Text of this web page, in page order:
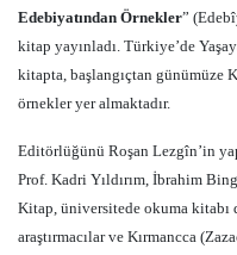
Edebiyatından Örnekler”
kitap yayınladı. Türkiye’de
kitapta, başlangıçtan günümüze
örnekler yer almaktadır.
Editörlüğünü Roşan Lezgîn’in
Prof. Kadri Yıldırım, İbrahim
Kitap, üniversitede okuma kitabı
araştırmacılar ve Kırmancca